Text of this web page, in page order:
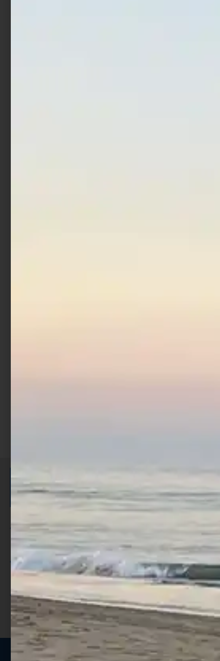
ISCRIVITI E RICEVI 3,50€ DI
SCONTO >
Per ogni acquisto accumuli ulteriori
punti;
Utilizza i punti per ricevere uno
sconto;
I punti sono indicati nella pagina
prodotto;